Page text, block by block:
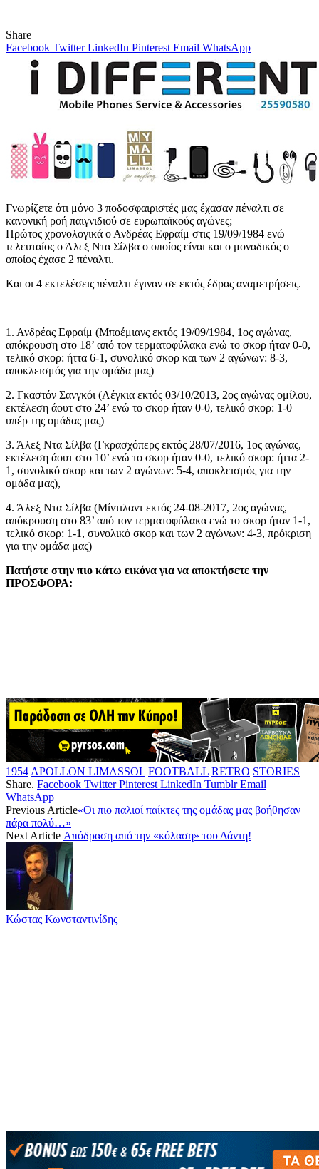
Share
Facebook Twitter LinkedIn Pinterest Email WhatsApp
Γνωρίζετε ότι μόνο 3 ποδοσφαιριστές μας έχασαν πέναλτι σε
κανονική ροή παιγνιδιού σε ευρωπαϊκούς αγώνες;
Πρώτος χρονολογικά ο Ανδρέας Εφραίμ στις 19/09/1984 ενώ
τελευταίος ο Άλεξ Ντα Σίλβα ο οποίος είναι και ο μοναδικός ο
οποίος έχασε 2 πέναλτι.
Και οι 4 εκτελέσεις πέναλτι έγιναν σε εκτός έδρας αναμετρήσεις.
1. Ανδρέας Εφραίμ (Μποέμιανς εκτός 19/09/1984, 1ος αγώνας,
απόκρουση στο 18’ από τον τερματοφύλακα ενώ το σκορ ήταν 0-0,
τελικό σκορ: ήττα 6-1, συνολικό σκορ και των 2 αγώνων: 8-3,
αποκλεισμός για την ομάδα μας)
2. Γκαστόν Σανγκόι (Λέγκια εκτός 03/10/2013, 2ος αγώνας ομίλου,
εκτέλεση άουτ στο 24’ ενώ το σκορ ήταν 0-0, τελικό σκορ: 1-0
υπέρ της ομάδας μας)
3. Άλεξ Ντα Σίλβα (Γκρασχόπερς εκτός 28/07/2016, 1ος αγώνας,
εκτέλεση άουτ στο 10’ ενώ το σκορ ήταν 0-0, τελικό σκορ: ήττα 2-
1, συνολικό σκορ και των 2 αγώνων: 5-4, αποκλεισμός για την
ομάδα μας),
4. Άλεξ Ντα Σίλβα (Μίντιλαντ εκτός 24-08-2017, 2ος αγώνας,
απόκρουση στο 83’ από τον τερματοφύλακα ενώ το σκορ ήταν 1-1,
τελικό σκορ: 1-1, συνολικό σκορ και των 2 αγώνων: 4-3, πρόκριση
για την ομάδα μας)
Πατήστε στην πιο κάτω εικόνα για να αποκτήσετε την
ΠΡΟΣΦΟΡΑ:
1954 APOLLON LIMASSOL FOOTBALL RETRO STORIES
Share. Facebook Twitter Pinterest LinkedIn Tumblr Email
WhatsApp
Previous Article«Οι πιο παλιοί παίκτες της ομάδας μας βοήθησαν
πάρα πολύ…»
Next Article Απόδραση από την «κόλαση» του Δάντη!
Κώστας Κωνσταντινίδης